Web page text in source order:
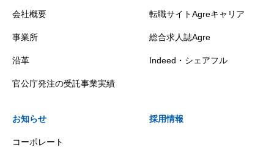
会社概要
事業所
沿革
官公庁発注の受託事業実績
転職サイトAgreキャリア
総合求人誌Agre
Indeed・シェアフル
お知らせ
コーポレート
採用情報